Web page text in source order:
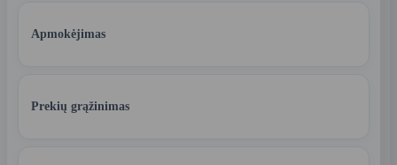
Apmokėjimas
Prekių grąžinimas